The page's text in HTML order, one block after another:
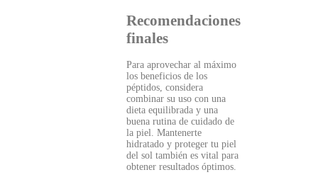
Recomendaciones
finales
Para aprovechar al máximo
los beneficios de los
péptidos, considera
combinar su uso con una
dieta equilibrada y una
buena rutina de cuidado de
la piel. Mantenerte
hidratado y proteger tu piel
del sol también es vital para
obtener resultados óptimos.